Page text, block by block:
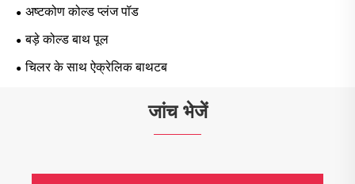
अष्टकोण कोल्ड प्लंज पॉड
बड़े कोल्ड बाथ पूल
चिलर के साथ ऐक्रेलिक बाथटब
जांच भेजें